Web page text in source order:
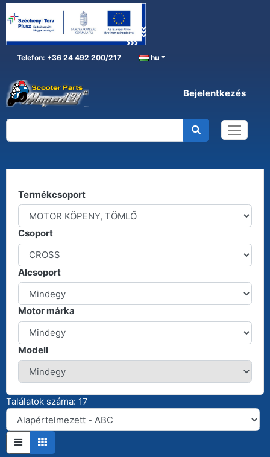
Telefon: +36 24 492 200/217 hu
Bejelentkezés
MOTOR KÖPENY, TÖMLŐ
Termékcsoport
Csoport
Alcsoport
Motor márka
Modell
Találatok száma: 17